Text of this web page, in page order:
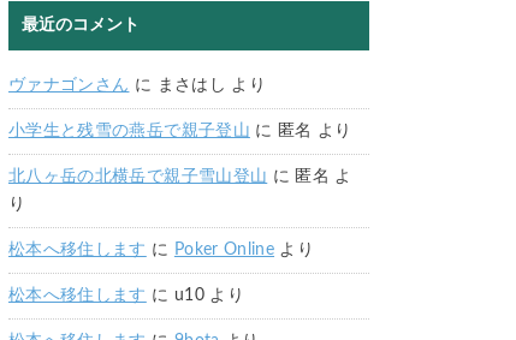
最近のコメント
ヴァナゴンさん に まさはし より
小学生と残雪の燕岳で親子登山 に 匿名 より
北八ヶ岳の北横岳で親子雪山登山 に 匿名 よ
り
松本へ移住します に Poker Online より
松本へ移住します に u10より